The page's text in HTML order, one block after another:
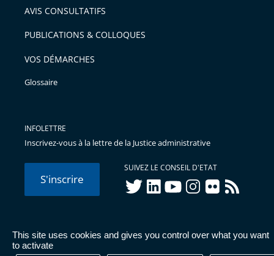
This site uses cookies and gives you control over what you want
to activate
avant
AVIS CONSULTATIFS
PUBLICATIONS & COLLOQUES
VOS DÉMARCHES
Glossaire
INFOLETTRE
Inscrivez-vous à la lettre de la Justice administrative
S'inscrire
SUIVEZ LE CONSEIL D'ETAT
twitterlinkedInyoutubeinstagram
flickr rss
© Conseil d'État 2026 - Mentions légales
Données
personnelles-Publications administratives-Accessibilité :